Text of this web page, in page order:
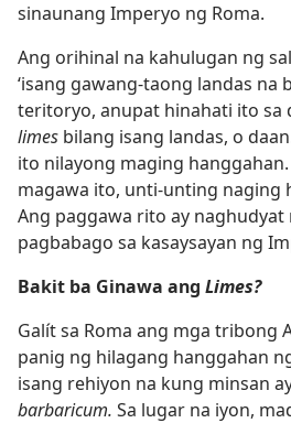
sinaunang Imperyo ng Roma.
Ang orihinal na kahulugan ng
‘isang gawang-taong landas na
teritoryo, anupat hinahati ito sa
limes bilang isang landas, o
ito nilayong maging
magawa ito, unti-unting naging
Ang paggawa rito ay
pagbabago sa kasaysayan ng
Bakit ba Ginawa ang Limes?
Galít sa Roma ang mga tribong
panig ng hilagang hanggahan
isang rehiyon na kung minsan
barbaricum. Sa lugar na iyon,